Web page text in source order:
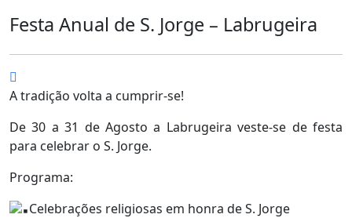
Festa Anual de S. Jorge – Labrugeira
A tradição volta a cumprir-se!
De 30 a 31 de Agosto a Labrugeira veste-se de festa
para celebrar o S. Jorge.
Programa:
Celebrações religiosas em honra de S. Jorge